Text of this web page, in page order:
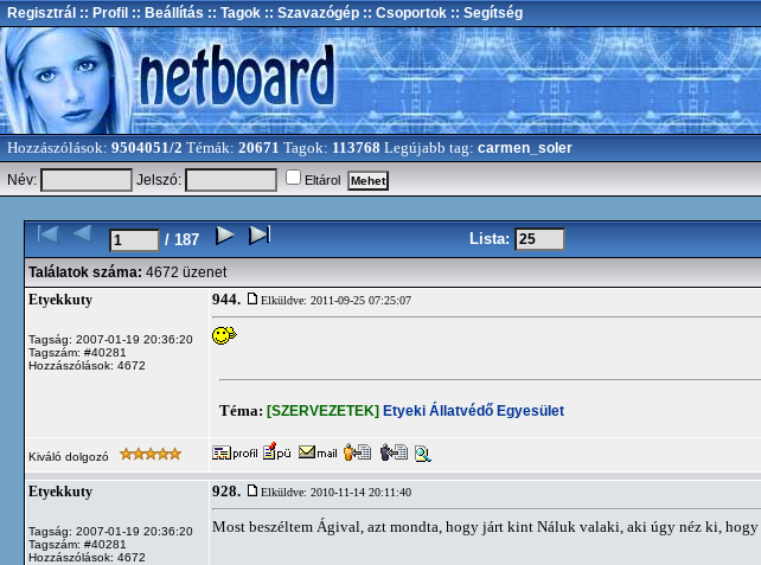
Regisztrál :: Profil :: Beállítás :: Tagok :: Szavazógép :: Csoportok :: Segítség
Hozzászólások: 9504051/2 Témák: 20671 Tagok: 113768 Legújabb tag: carmen_soler
Név: Jelszó: Eltárol
/ 187 Lista:
Találatok száma: 4672 üzenet
Etyekkuty
Tagság: 2007-01-19 20:36:20
Tagszám: #40281
Hozzászólások: 4672
944. Elküldve: 2011-09-25 07:25:07
Téma: [SZERVEZETEK] Etyeki Állatvédő Egyesület
Kiváló dolgozó
Etyekkuty
Tagság: 2007-01-19 20:36:20
Tagszám: #40281
Hozzászólások: 4672
928. Elküldve: 2010-11-14 20:11:40
Most beszéltem Ágival, azt mondta, hogy járt kint Náluk valaki, aki úgy néz ki,